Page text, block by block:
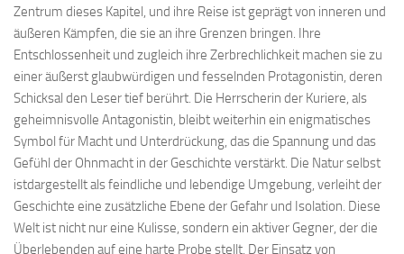
Zentrum dieses Kapitel, und ihre Reise ist geprägt von inneren und
äußeren Kämpfen, die sie an ihre Grenzen bringen. Ihre
Entschlossenheit und zugleich ihre Zerbrechlichkeit machen sie zu
einer äußerst glaubwürdigen und fesselnden Protagonistin, deren
Schicksal den Leser tief berührt. Die Herrscherin der Kuriere, als
geheimnisvolle Antagonistin, bleibt weiterhin ein enigmatisches
Symbol für Macht und Unterdrückung, das die Spannung und das
Gefühl der Ohnmacht in der Geschichte verstärkt. Die Natur selbst
istdargestellt als feindliche und lebendige Umgebung, verleiht der
Geschichte eine zusätzliche Ebene der Gefahr und Isolation. Diese
Welt ist nicht nur eine Kulisse, sondern ein aktiver Gegner, der die
Überlebenden auf eine harte Probe stellt. Der Einsatz von